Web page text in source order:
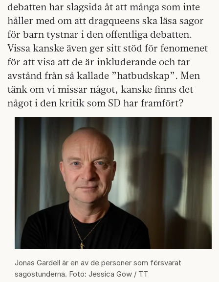
debatten har slagsida åt att många som inte
håller med om att dragqueens ska läsa sagor
för barn tystnar i den offentliga debatten.
Vissa kanske även ger sitt stöd för fenomenet
för att visa att de är inkluderande och tar
avstånd från så kallade ”hatbudskap”. Men
tänk om vi missar något, kanske finns det
något i den kritik som SD har framfört?
Jonas Gardell är en av de personer som försvarat
sagostunderna. Foto: Jessica Gow / TT